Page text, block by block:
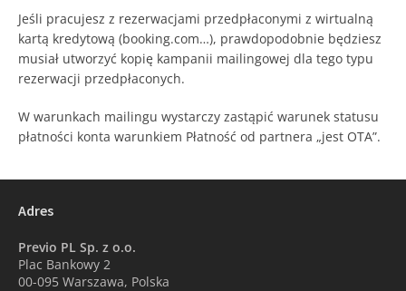
Jeśli pracujesz z rezerwacjami przedpłaconymi z wirtualną
kartą kredytową (booking.com…), prawdopodobnie będziesz
musiał utworzyć kopię kampanii mailingowej dla tego typu
rezerwacji przedpłaconych.
W warunkach mailingu wystarczy zastąpić warunek statusu
płatności konta warunkiem Płatność od partnera „jest OTA”.
Adres
Previo PL Sp. z o.o.
Plac Bankowy 2
00-095 Warszawa, Polska